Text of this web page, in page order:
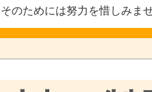
そのためには努力を惜しみませ